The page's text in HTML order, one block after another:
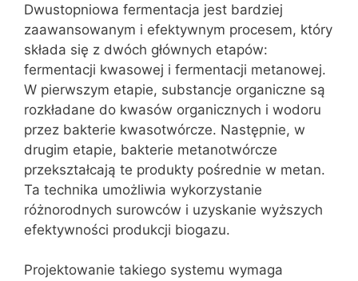
Dwustopniowa fermentacja jest bardziej
zaawansowanym i efektywnym procesem, który
składa się z dwóch głównych etapów:
fermentacji kwasowej i fermentacji metanowej.
W pierwszym etapie, substancje organiczne są
rozkładane do kwasów organicznych i wodoru
przez bakterie kwasotwórcze. Następnie, w
drugim etapie, bakterie metanotwórcze
przekształcają te produkty pośrednie w metan.
Ta technika umożliwia wykorzystanie
różnorodnych surowców i uzyskanie wyższych
efektywności produkcji biogazu.
Projektowanie takiego systemu wymaga